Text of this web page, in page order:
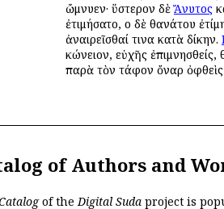
ὤμνυεν· ὕστερον δὲἌνυτος
ἐτιμήσατο, οἱ δὲ θανάτου
ἀναιρεῖσθαί τινα κατὰ δίκην.
κώνειον, εὐχῆς
παρὰ τὸν τάφον ὄναρ
of Authors and
of theDigital Suda project is